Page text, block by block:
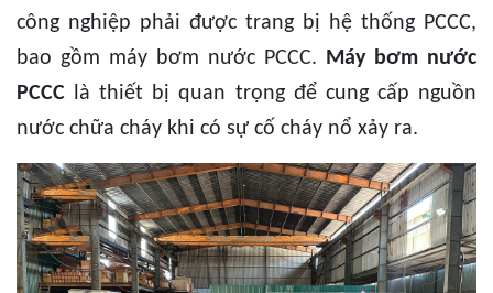
công nghiệp phải được trang bị hệ thống PCCC,
bao gồm máy bơm nước PCCC. Máy bơm nước
PCCC là thiết bị quan trọng để cung cấp nguồn
nước chữa cháy khi có sự cố cháy nổ xảy ra.